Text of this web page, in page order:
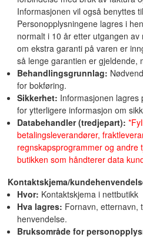
Informasjonen vil også benyttes
Personopplysningene lagres i
normalt i 10 år etter utgangen
om ekstra garanti på varen er
så lenge garantien er gjeldende,
Behandlingsgrunnlag:
for bokføring.
Sikkerhet: Informasjonen lagres
for ytterligere informasjon om
Databehandler (tredjepart):
betalingsleverandører,
regnskapsprogrammer og andre
butikken som håndterer data
Kontaktskjema/
Hvor: Kontaktskjema i nettbutikk
Hva lagres: Fornavn, etternavn,
henvendelse.
Bruksområde for